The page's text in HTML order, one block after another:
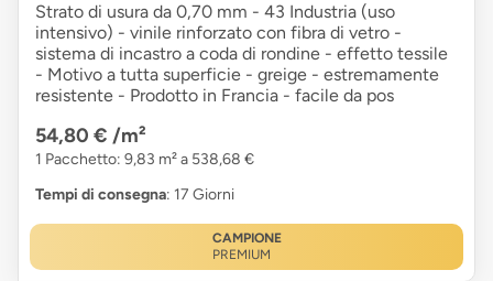
Strato di usura da 0,70 mm - 43 Industria (uso
intensivo) - vinile rinforzato con fibra di vetro -
sistema di incastro a coda di rondine - effetto tessile
- Motivo a tutta superficie - greige - estremamente
resistente - Prodotto in Francia - facile da pos
54,80 € /m²
1 Pacchetto: 9,83 m² a 538,68 €
Tempi di consegna: 17 Giorni
CAMPIONE
PREMIUM